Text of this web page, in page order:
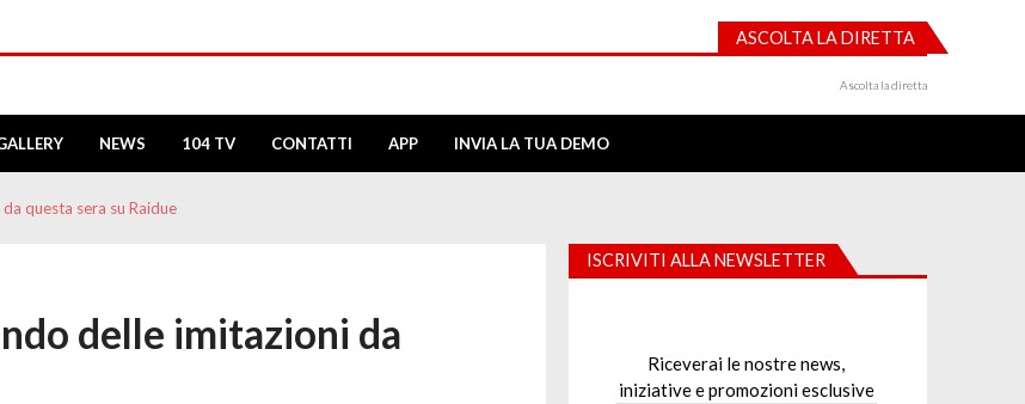
ASCOLTA LA DIRETTA
Ascolta la diretta
NEWS 104 TV CONTATTI APP INVIA LA TUA DEMO
questa sera su Raidue
delle imitazioni da
ISCRIVITI ALLA NEWSLETTER
Riceverai le nostre news,
iniziative e promozioni esclusive